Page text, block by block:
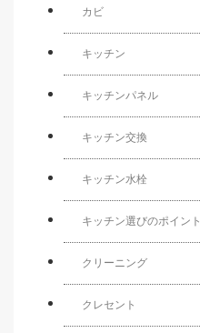
カビ
キッチン
キッチンパネル
キッチン交換
キッチン水栓
キッチン選びのポイント
クリーニング
クレセント